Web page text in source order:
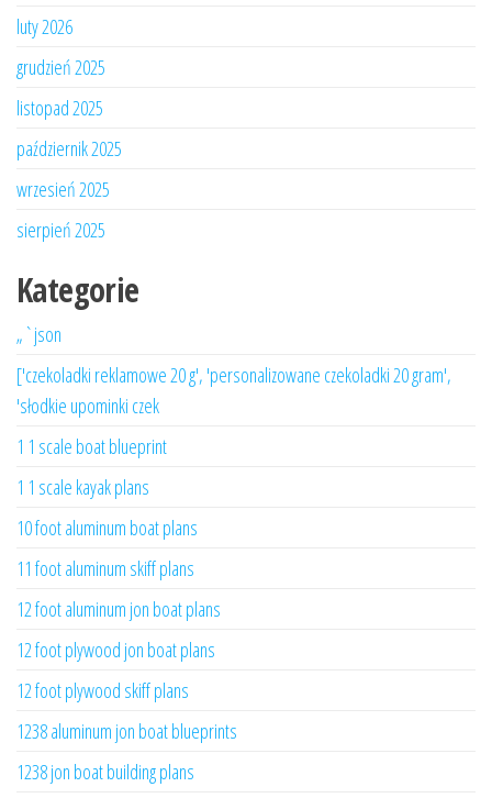
luty 2026
grudzień 2025
listopad 2025
październik 2025
wrzesień 2025
sierpień 2025
Kategorie
„`json
['czekoladki reklamowe 20 g', 'personalizowane czekoladki 20 gram',
'słodkie upominki czek
1 1 scale boat blueprint
1 1 scale kayak plans
10 foot aluminum boat plans
11 foot aluminum skiff plans
12 foot aluminum jon boat plans
12 foot plywood jon boat plans
12 foot plywood skiff plans
1238 aluminum jon boat blueprints
1238 jon boat building plans